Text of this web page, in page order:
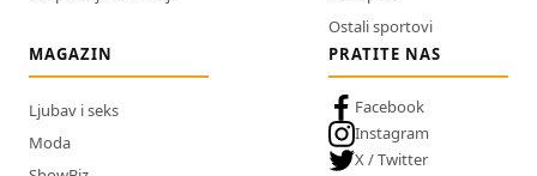
Ostali sportovi
MAGAZIN
Ljubav i seks
Moda
PRATITE NAS
Facebook
Instagram
X / Twitter